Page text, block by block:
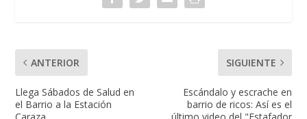
ANTERIOR
Llega Sábados de Salud en
el Barrio a la Estación
Caraza
SIGUIENTE
Escándalo y escrache en
barrio de ricos: Así es el
último video del "Estafador